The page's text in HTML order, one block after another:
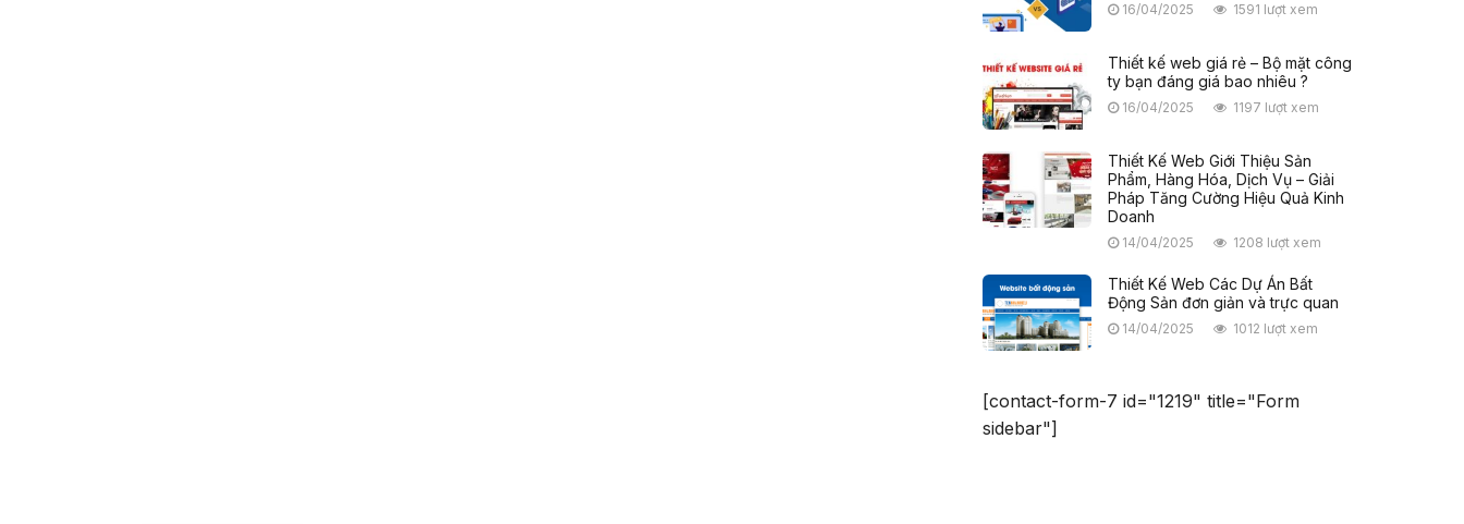
16/04/2025 1591 lượt xem
Thiết kế web giá rẻ – Bộ mặt công
ty bạn đáng giá bao nhiêu ?
16/04/2025 1197 lượt xem
Thiết Kế Web Giới Thiệu Sản
Phẩm, Hàng Hóa, Dịch Vụ – Giải
Pháp Tăng Cường Hiệu Quả Kinh
Doanh
14/04/2025 1208 lượt xem
Thiết Kế Web Các Dự Án Bất
Động Sản đơn giản và trực quan
14/04/2025 1012 lượt xem
[contact-form-7 id="1219" title="Form
sidebar"]